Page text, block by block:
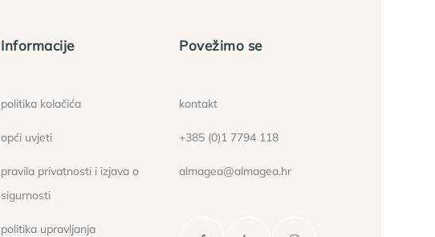
Informacije
politika kolačića
opći uvjeti
pravila privatnosti i izjava o
sigurnosti
politika upravljanja
Povežimo se
kontakt
+385 (0)1 7794 118
almagea@almagea.hr